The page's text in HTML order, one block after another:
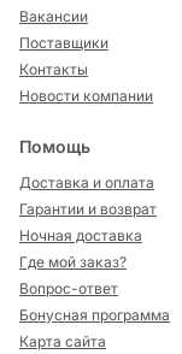
Вакансии
Поставщики
Контакты
Новости компании
Помощь
Доставка и оплата
Гарантии и возврат
Ночная доставка
Где мой заказ?
Вопрос-ответ
Бонусная программа
Карта сайта